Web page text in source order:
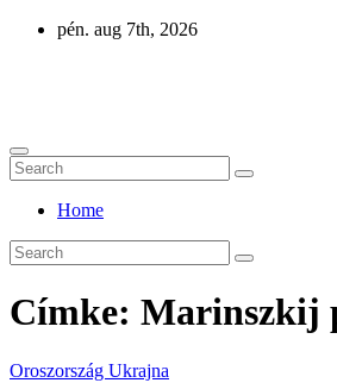
Skip
pén. aug 7th, 2026
Home
Címke: Marinszkij
Oroszország Ukrajna